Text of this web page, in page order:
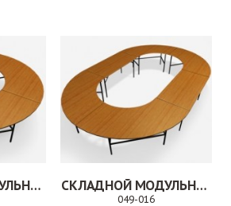
СКЛАДНОЙ МОДУЛЬНЫЙ СТОЛ. 049-015 СКЛАДНОЙ МОДУЛЬНЫЙ СТОЛ. 049-016
049-016